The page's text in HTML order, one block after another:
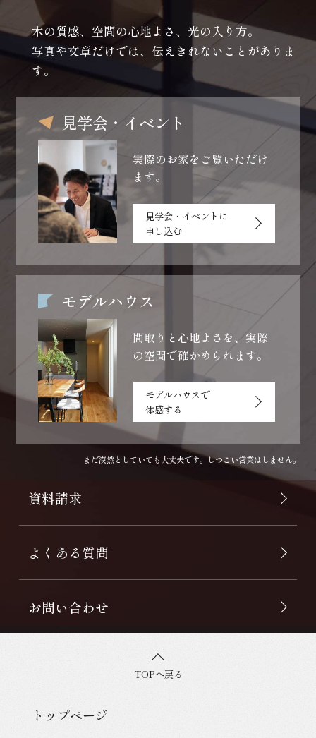
木の質感、空間の心地よさ、光の入り方。
写真や文章だけでは、伝えきれないことがありま
す。
見学会・イベント
実際のお家をご覧いただけ
ます。
見学会・イベントに
申し込む
モデルハウス
間取りと心地よさを、 実際
の空間で確かめられます。
モデルハウスで
体感する
まだ漠然としていても大丈夫です。しつこい営業はしません。
資料請求
よくある質問
お問い合わせ
TOPへ戻る
トップページ